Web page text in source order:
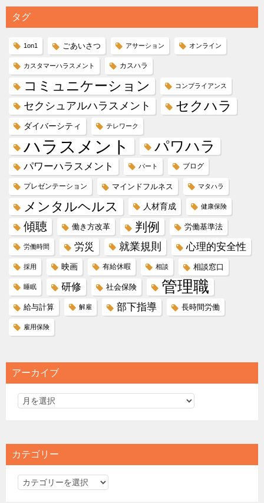
タグ
1on1 ごあいさつ アサーション オンライン
カスタマーハラスメント カスハラ
コミュニケーション コンプライアンス
セクシュアルハラスメント セクハラ
ダイバーシティ テレワーク
ハラスメント パワハラ
パワーハラスメント パート ブログ
プレゼンテーション マインドフルネス マタハラ
メンタルヘルス 人材育成 健康保険
傾聴 働き方改革 判例 労働基準法
労働時間 労災 就業規則 心理的安全性
採用 映画 有給休暇 相談 相談窓口
睡眠 研修 社会保険 管理職
給与計算 解雇 部下指導 長時間労働
雇用保険
アーカイブ
カテゴリー
カ